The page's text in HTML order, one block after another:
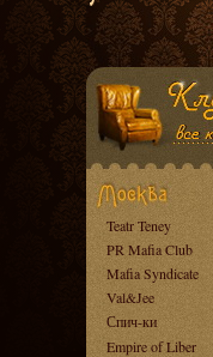
Teatr Teney
PR Mafia Club
Mafia Syndicate
Val&Jee
Спич-ки
Empire of Liber